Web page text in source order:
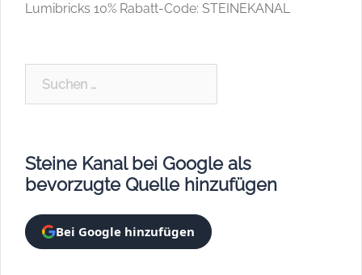
Lumibricks 10% Rabatt-Code: STEINEKANAL
Steine Kanal bei Google als
bevorzugte Quelle hinzufügen
Bei Google hinzufügen